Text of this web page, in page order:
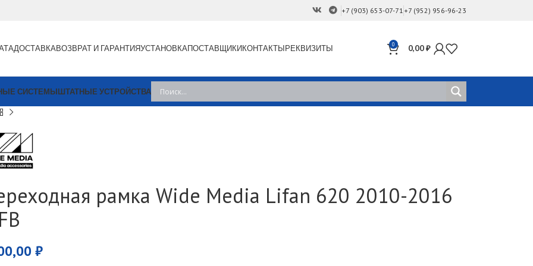
+7 (903) 653-07-71 +7 (952) 956-96-23
ДОСТАВКАВОЗВРАТ И ГАРАНТИЯУСТАНОВКАПОСТАВЩИКИКОНТАКТЫРЕКВИЗИТЫ 0 0,00₽
СИСТЕМЫШТАТНЫЕ УСТРОЙСТВА
рамка Wide Media Lifan 620 2010-2016
₽